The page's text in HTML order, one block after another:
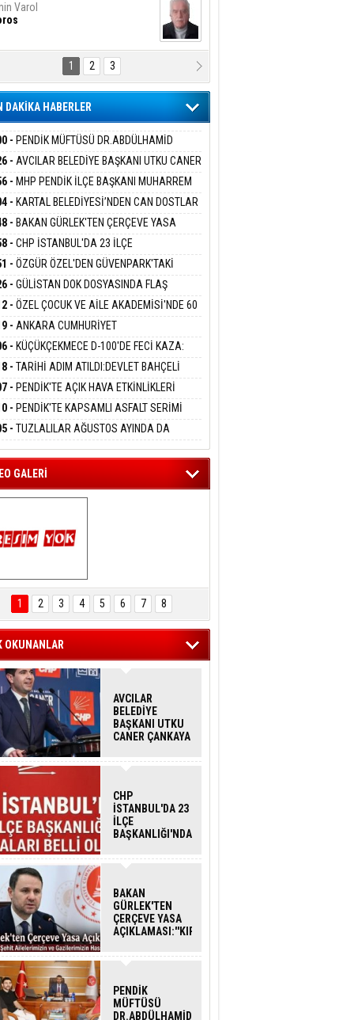
Varol
DNA Kuşaklararası
Biyolojik Faturası
Adıyaman
Bu Sahaya Sığmazam
Ali Çölük
Satırın İçindeki İnsan
Kılıç
ATEŞE ATILAN VİCDAN
BAŞARSLAN
Kaynas
1 2 3
DAKİKA HABERLER
- PENDİK MÜFTÜSÜ DR.ABDÜLHAMİD
BASIN MENSUPLARINI AĞIRLADI
- AVCILAR BELEDİYE BAŞKANI UTKU CANER
HAKKINDA TAHLİYE KARARI
- MHP PENDİK İLÇE BAŞKANI MUHARREM
ORDULULAR DERNEĞİ HEYETİNİ
- KARTAL BELEDİYESİ’NDEN CAN DOSTLAR
DEV YATIRIM!
- BAKAN GÜRLEK'TEN ÇERÇEVE YASA
ÇİZGİMİZ ŞEHİT AİLELERİ
HASSASİYETİDİR''
- CHP İSTANBUL'DA 23 İLÇE
ATAMALAR GERÇEKLEŞTİ
- ÖZGÜR ÖZEL'DEN GÜVENPARK'TAKİ
DESTEK:''SONUÇ ALANA KADAR
- GÜLİSTAN DOK DOSYASINDA FLAŞ
2 DALGIÇ DELİL KARARTMA
TUTUTKLANDI
- ÖZEL ÇOCUK VE AİLE AKADEMİSİ'NDE 60
HİZMET VERİLDİ
- ANKARA CUMHURİYET
ÖZGÜR ÖZEL VE VELİ
HAKKINDA FEZLEKE
- KÜÇÜKÇEKMECE D-100'DE FECİ KAZA:
İETT OTOBÜSÜNE ÇARPTI 3 KİŞİ
KAYBETTİ
- TARİHİ ADIM ATILDI:DEVLET BAHÇELİ
TÜRKİYE' ÇERÇEVE YASA TEKLİFİNİ
- PENDİK'TE AÇIK HAVA ETKİNLİKLERİ
SİNEMASIYLA BAŞLADI
- PENDİK'TE KAPSAMLI ASFALT SERİMİ
- TUZLALILAR AĞUSTOS AYINDA DA
DOYACAK
GALERİ
ENGELSİZ
FESTİVALİ
KONSERİ
MEST
1 2 3 4 5 6 7 8
OKUNANLAR
AVCILAR
BELEDİYE
BAŞKANI UTKU
CANER ÇANKAYA
TAHLİYE KARARI
CHP
İSTANBUL'DA 23
İLÇE
BAŞKANLIĞI'NDA
GERÇEKLEŞTİ
BAKAN
GÜRLEK'TEN
ÇERÇEVE YASA
AÇIKLAMASI:''KIRMIZI
AİLELERİ VE
HASSASİYETİDİR''
PENDİK
MÜFTÜSÜ
DR.ABDÜLHAMİD